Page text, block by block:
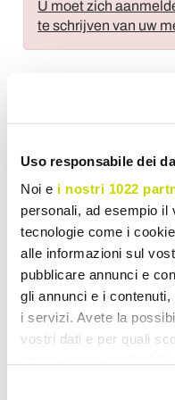
Uso responsabile dei
Noi e i nostri 1022
personali, ad esempio il
tecnologie come i
alle informazioni sul
pubblicare annunci e
gli annunci e i
i servizi. Avete la
vostri dati e per quali
U moet zich
te schrijven van uw